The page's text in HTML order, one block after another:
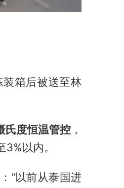
箱后被送至林
氏度恒温管控 ，
3%以内。
“以前从泰国进